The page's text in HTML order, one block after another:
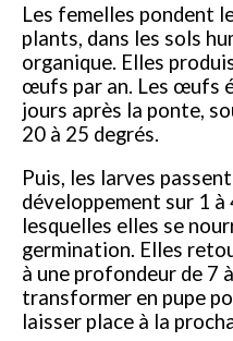
Les femelles pondent
plants, dans les sols
organique. Elles
œufs par an. Les œufs
jours après la ponte,
20 à 25 degrés.
Puis, les larves
développement sur 1 à
lesquelles elles se
germination. Elles
à une profondeur de 7
transformer en pupe
laisser place à la